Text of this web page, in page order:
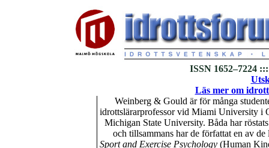
ISSN 1652–7224
Läs mer om
Weinberg & Gould är för många
idrottslärarprofessor vid Miami University i
Michigan State University. Båda har
och tillsammans har de författat en av
Sport and Exercise Psychology (Human